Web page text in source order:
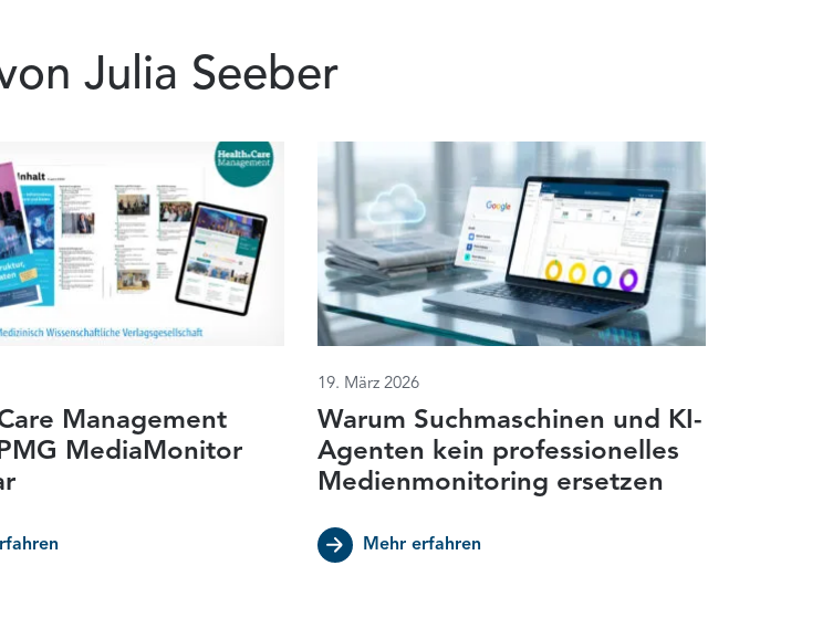
Julia Seeber
Management
MediaMonitor
19. März 2026
Warum Suchmaschinen und KI-
Agenten kein professionelles
Medienmonitoring ersetzen
Mehr erfahren